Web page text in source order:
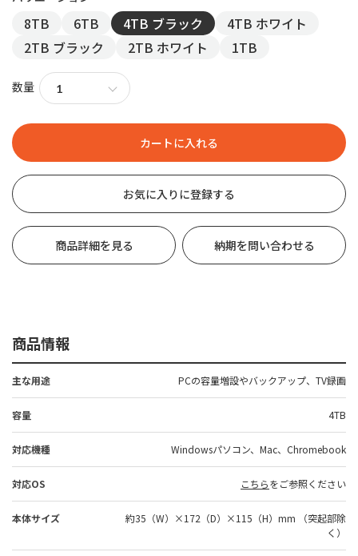
8TB 6TB 4TB ブラック
4TB ホワイト
2TB ブラック
2TB ホワイト 1TB
数量
お気に入りに登録する
商品詳細を見る 納期を問い合わせる
商品情報
主な用途 PCの容量増設やバックアップ、TV録画
容量 4TB
対応機種 Windowsパソコン、Mac、Chromebook
対応OS こちらをご参照ください
本体サイズ
約35（W）×172（D）×115（H）mm （突起部除
く）